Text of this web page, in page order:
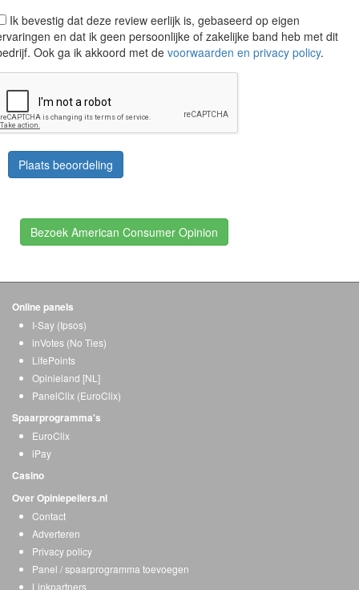
Ik bevestig dat deze review eerlijk is, gebaseerd op eigen
en dat ik geen persoonlijke of zakelijke band heb met dit
Ook ga ik akkoord met de voorwaarden en privacy policy.
Plaats beoordeling
Bezoek American Consumer Opinion
Online panels
I-Say (Ipsos)
inVotes (No Ties)
LifePoints
Opinieland [NL]
PanelClix (EuroClix)
Spaarprogramma's
EuroClix
iPay
Casino
Over Opiniepeilers.nl
Contact
Adverteren
Privacy policy
Panel / spaarprogramma toevoegen
Linkpartners